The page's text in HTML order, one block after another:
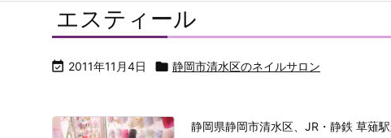
エスティール
 2011年11月4日  静岡市清水区のネイルサロン
静岡県静岡市清水区、JR・静鉄 草薙